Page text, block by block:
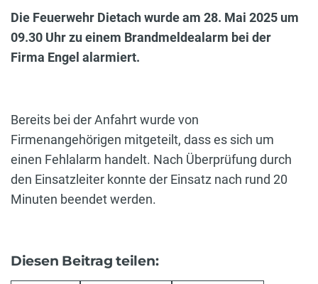
Die Feuerwehr Dietach wurde am 28. Mai 2025 um
09.30 Uhr zu einem Brandmeldealarm bei der
Firma Engel alarmiert.
Bereits bei der Anfahrt wurde von
Firmenangehörigen mitgeteilt, dass es sich um
einen Fehlalarm handelt. Nach Überprüfung durch
den Einsatzleiter konnte der Einsatz nach rund 20
Minuten beendet werden.
Diesen Beitrag teilen: